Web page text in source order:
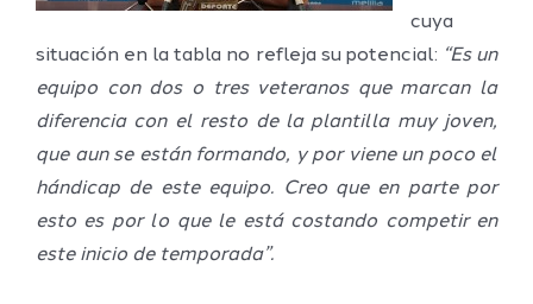
cuya
situación en la tabla no refleja su potencial: “Es un
equipo con dos o tres veteranos que marcan la
diferencia con el resto de la plantilla muy joven,
que aun se están formando, y por viene un poco el
hándicap de este equipo. Creo que en parte por
esto es por lo que le está costando competir en
este inicio de temporada”.